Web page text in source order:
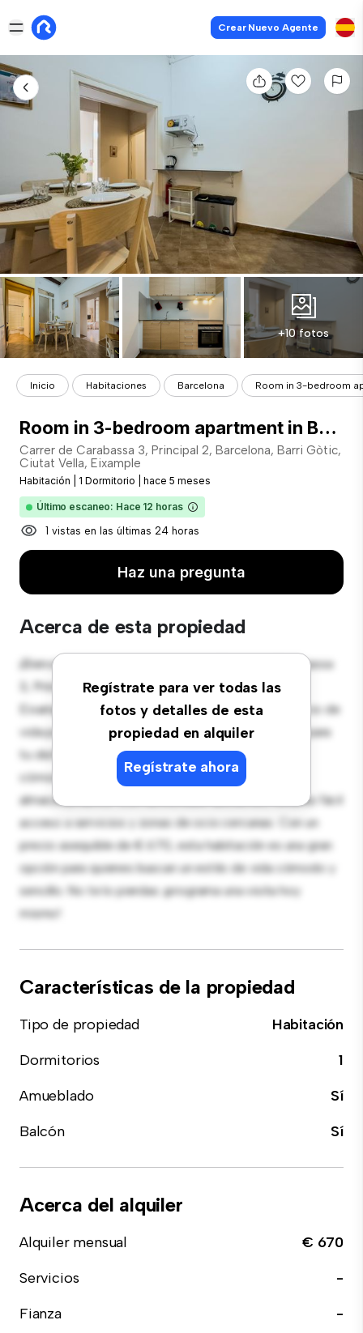
Crear Nuevo Agente
+10 fotos
Inicio Habitaciones Barcelona Room in 3-bedroom
Room in 3-bedroom apartment in Barcelona
Carrer de Carabassa 3, Principal 2, Barcelona, Barri Gòtic,
Ciutat Vella, Eixample
Habitación 1 Dormitorio hace 5 meses
Último escaneo: Hace 12 horas
1 vistas en las últimas 24 horas
Haz una pregunta
Acerca de esta propiedad
Regístrate para ver todas las
fotos y detalles de esta
propiedad en alquiler
Regístrate ahora
¡Bienvenido a tu nueva estancia en Carrer de Carabassa
3, Principal 2, Barcelona, Barri Gòtic, Ciutat Vella,
Eixample! Esta cómoda habitación ofrece un espacio de
vida pacífico y privado. Amueblada con lo esencial para
tu disfrute, esta habitación proporciona una cama
cómoda, un espacio de trabajo y soluciones de
almacenamiento. Con su increíble ubicación, tendrás fácil
acceso a servicios y zonas de ocio cercanas. Con un
precio asequible de € 670, esta habitación es una gran
opción para quienes buscan un estilo de vida cómodo y
sencillo. No te lo pierdas: ¡programa una visita hoy
mismo!
Características de la propiedad
Tipo de propiedad
Habitación
Dormitorios
1
Amueblado
Sí
Balcón
Sí
Acerca del alquiler
Alquiler mensual
€ 670
Servicios
-
Fianza
-